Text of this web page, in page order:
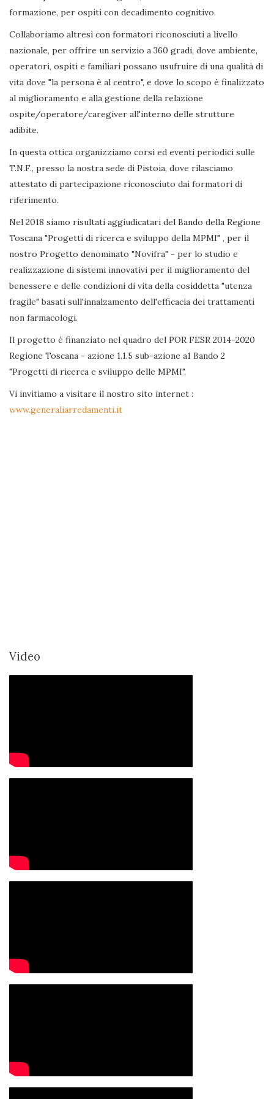
formazione, per ospiti con decadimento cognitivo.
Collaboriamo altresì con formatori riconosciuti a livello
nazionale, per offrire un servizio a 360 gradi, dove ambiente,
operatori, ospiti e familiari possano usufruire di una qualità di
vita dove "la persona è al centro", e dove lo scopo è finalizzato
al miglioramento e alla gestione della relazione
ospite/operatore/caregiver all'interno delle strutture
adibite.
In questa ottica organizziamo corsi ed eventi periodici sulle
T.N.F., presso la nostra sede di Pistoia, dove rilasciamo
attestato di partecipazione riconosciuto dai formatori di
riferimento.
Nel 2018 siamo risultati aggiudicatari del Bando della Regione
Toscana "Progetti di ricerca e sviluppo della MPMI" , per il
nostro Progetto denominato "Novifra" - per lo studio e
realizzazione di sistemi innovativi per il miglioramento del
benessere e delle condizioni di vita della cosiddetta "utenza
fragile" basati sull'innalzamento dell'efficacia dei trattamenti
non farmacologi.
Il progetto è finanziato nel quadro del POR FESR 2014-2020
Regione Toscana - azione 1.1.5 sub-azione a1 Bando 2
"Progetti di ricerca e sviluppo delle MPMI".
Vi invitiamo a visitare il nostro sito internet :
www.generaliarredamenti.it
Video